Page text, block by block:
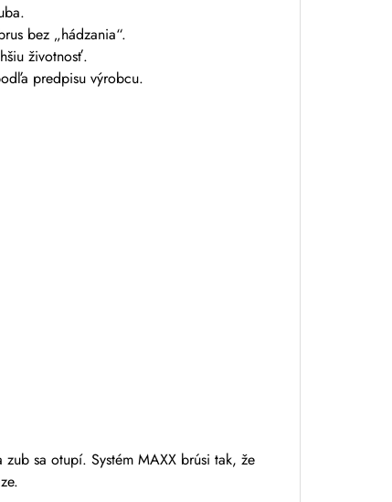
bez „hádzania“.
životnosť.
predpisu výrobcu.
sa otupí. Systém MAXX brúsi tak, že